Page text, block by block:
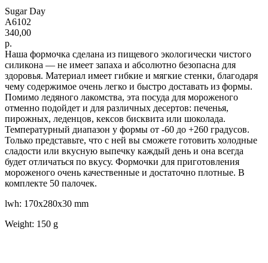
Sugar Day
A6102
340,00
р.
Наша формочка сделана из пищевого экологически чистого
силикона — не имеет запаха и абсолютно безопасна для
здоровья. Материал имеет гибкие и мягкие стенки, благодаря
чему содержимое очень легко и быстро доставать из формы.
Помимо ледяного лакомства, эта посуда для мороженого
отменно подойдет и для различных десертов: печенья,
пирожных, леденцов, кексов бисквита или шоколада.
Температурный диапазон у формы от -60 до +260 градусов.
Только представьте, что с ней вы сможете готовить холодные
сладости или вкусную выпечку каждый день и она всегда
будет отличаться по вкусу. Формочки для приготовления
мороженого очень качественные и достаточно плотные. В
комплекте 50 палочек.
lwh: 170x280x30 mm
Weight: 150 g